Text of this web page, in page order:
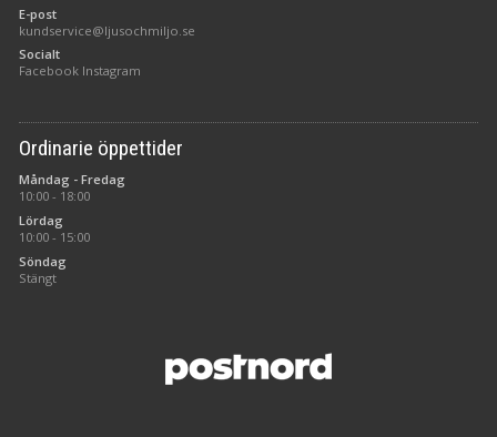
E-post
kundservice@ljusochmiljo.se
Socialt
Facebook Instagram
Ordinarie öppettider
Måndag - Fredag
10:00 - 18:00
Lördag
10:00 - 15:00
Söndag
Stängt